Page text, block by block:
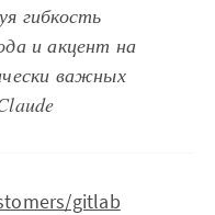
гибкость
и акцент на
важных
gitlab